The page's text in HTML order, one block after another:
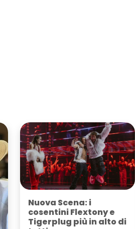
Nuova Scena: i
cosentini Flextony e
Tigerplug più in alto di